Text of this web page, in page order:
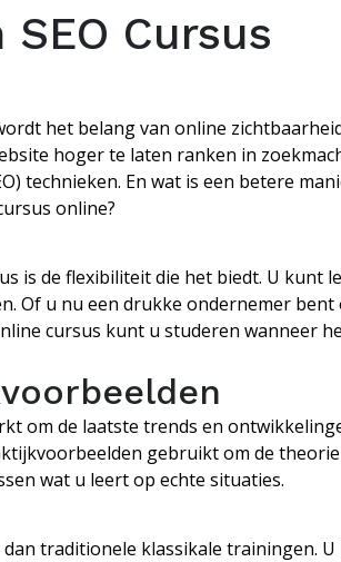
Cursus
het belang van online
hoger te laten ranken in
technieken. En wat is een betere
online?
is de flexibiliteit die het biedt. U kunt
Of u nu een drukke ondernemer bent
cursus kunt u studeren wanneer
om de laatste trends en
gebruikt om de
wat u leert op echte situaties.
traditionele klassikale trainingen.